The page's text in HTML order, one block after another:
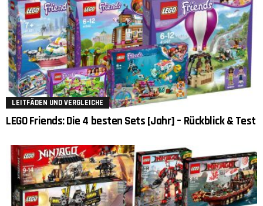
LEITFÄDEN UND VERGLEICHE
LEGO Friends: Die 4 besten Sets [Jahr] – Rückblick & Test